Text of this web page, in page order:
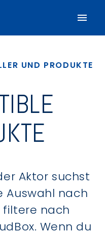
UND PRODUKTE
Aktor suchst
Auswahl nach
nach
Wenn du